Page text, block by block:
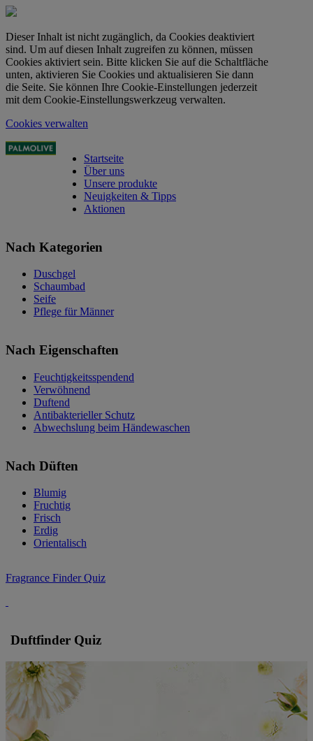
Dieser Inhalt ist nicht zugänglich, da Cookies deaktiviert
sind. Um auf diesen Inhalt zugreifen zu können, müssen
Cookies aktiviert sein. Bitte klicken Sie auf die Schaltfläche
unten, aktivieren Sie Cookies und aktualisieren Sie dann
die Seite. Sie können Ihre Cookie-Einstellungen jederzeit
mit dem Cookie-Einstellungswerkzeug verwalten.
Cookies verwalten
Startseite
Über uns
Unsere produkte
Neuigkeiten & Tipps
Aktionen
Nach Kategorien
Duschgel
Schaumbad
Seife
Pflege für Männer
Nach Eigenschaften
Feuchtigkeitsspendend
Verwöhnend
Duftend
Antibakterieller Schutz
Abwechslung beim Händewaschen
Nach Düften
Blumig
Fruchtig
Frisch
Erdig
Orientalisch
Fragrance Finder Quiz
Duftfinder Quiz